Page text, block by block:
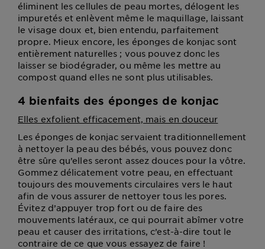
éliminent les cellules de peau mortes, délogent les
impuretés et enlèvent même le maquillage, laissant
le visage doux et, bien entendu, parfaitement
propre. Mieux encore, les éponges de konjac sont
entièrement naturelles ; vous pouvez donc les
laisser se biodégrader, ou même les mettre au
compost quand elles ne sont plus utilisables.
4 bienfaits des éponges de konjac
Elles exfolient efficacement, mais en douceur
Les éponges de konjac servaient traditionnellement
à nettoyer la peau des bébés, vous pouvez donc
être sûre qu’elles seront assez douces pour la vôtre.
Gommez délicatement votre peau, en effectuant
toujours des mouvements circulaires vers le haut
afin de vous assurer de nettoyer tous les pores.
Évitez d’appuyer trop fort ou de faire des
mouvements latéraux, ce qui pourrait abîmer votre
peau et causer des irritations, c’est-à-dire tout le
contraire de ce que vous essayez de faire !